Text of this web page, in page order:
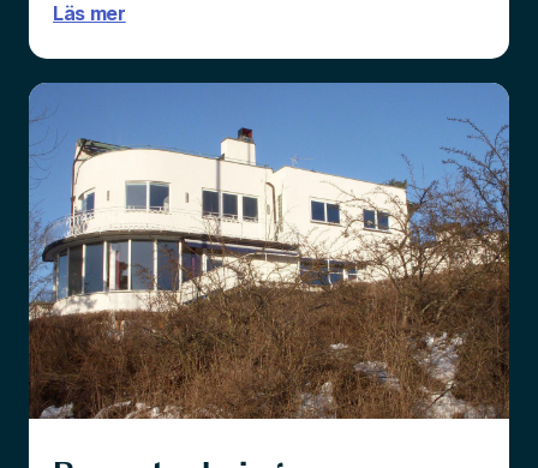
Läs mer